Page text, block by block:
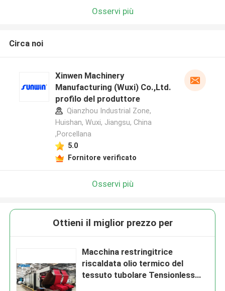
Osservi più
Circa noi
Xinwen Machinery
Manufacturing (Wuxi) Co.,Ltd.
profilo del produttore
Qianzhou Industrial Zone,
Huishan, Wuxi, Jiangsu, China
,Porcellana
5.0
Fornitore verificato
Osservi più
Ottieni il miglior prezzo per
Macchina restringitrice
riscaldata olio termico del
tessuto tubolare Tensionless